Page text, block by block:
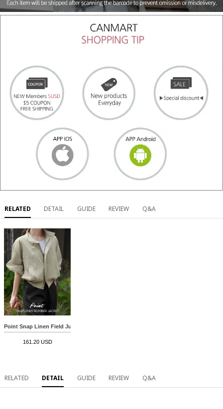
RELATED DETAIL GUIDE REVIEW Q&A
Point Snap Linen Field Jumper
161.20 USD
RELATED DETAIL GUIDE REVIEW Q&A